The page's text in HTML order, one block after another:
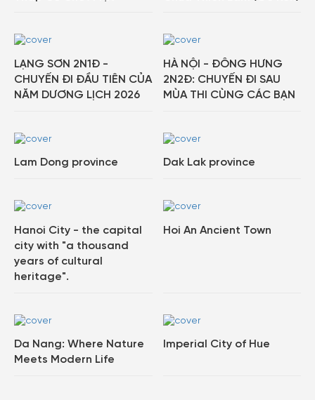
LẠNG SƠN 2N1Đ -
CHUYẾN ĐI ĐẦU TIÊN CỦA
NĂM DƯƠNG LỊCH 2026
HÀ NỘI - ĐÔNG HƯNG
2N2Đ: CHUYẾN ĐI SAU
MÙA THI CÙNG CÁC BẠN
Lam Dong province Dak Lak province
Hanoi City - the capital
city with "a thousand
years of cultural
heritage".
Hoi An Ancient Town
Da Nang: Where Nature
Meets Modern Life
Imperial City of Hue